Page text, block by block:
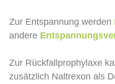
Zur Entspannung werden
andere
Zur Rückfallprophylaxe
zusätzlich Naltrexon als